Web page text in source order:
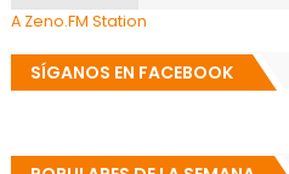
A Zeno.FM Station
SÍGANOS EN FACEBOOK